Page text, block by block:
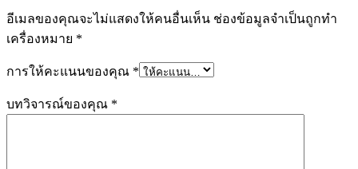
อีเมลของคุณจะไม่แสดงให้คนอื่นเห็น ช่องข้อมูลจำเป็นถูกทำ
เครื่องหมาย *
การให้คะแนนของคุณ *
บทวิจารณ์ของคุณ *